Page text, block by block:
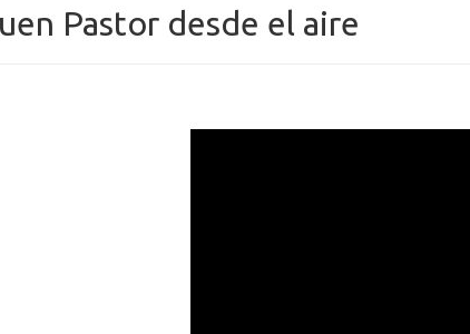
Pastor desde el aire